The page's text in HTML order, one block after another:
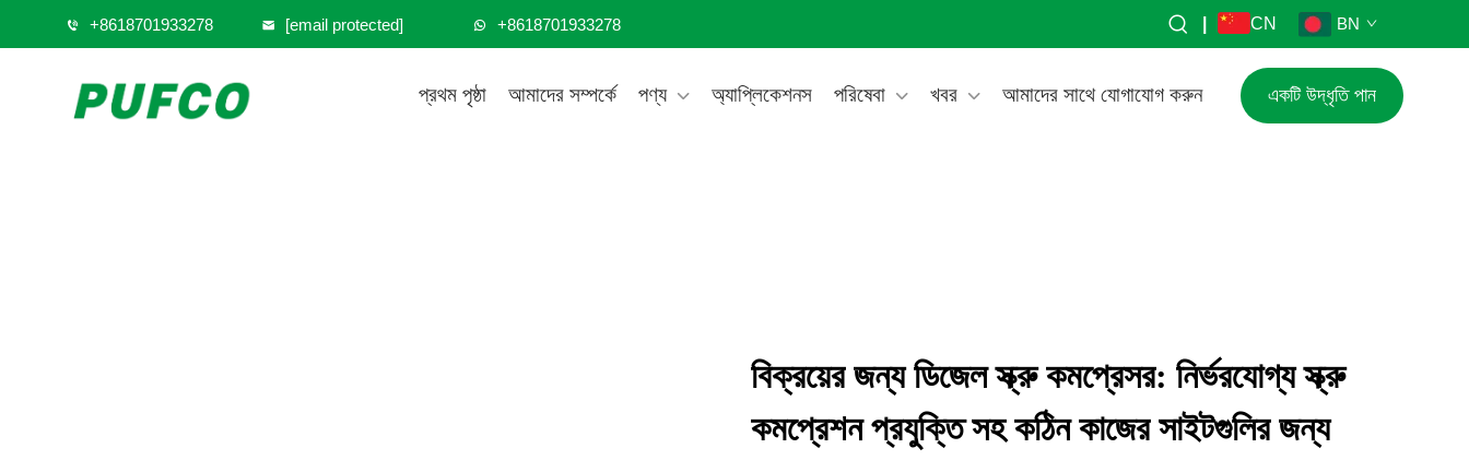
+8618701933278 [email protected] +8618701933278 CN BN
প্রথম পৃষ্ঠা আমাদের সম্পর্কে পণ্য অ্যাপ্লিকেশনস পরিষেবা খবর আমাদের সাথে যোগাযোগ করুন একটি উদ্ধৃতি পান
বিক্রয়ের জন্য ডিজেল স্ক্রু কমপ্রেসর: নির্ভরযোগ্য স্ক্রু
কমপ্রেশন প্রযুক্তি সহ কঠিন কাজের সাইটগুলির জন্য